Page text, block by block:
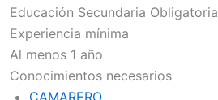
Educación Secundaria Obligatoria
Experiencia mínima
Al menos 1 año
Conocimientos necesarios
CAMARERO